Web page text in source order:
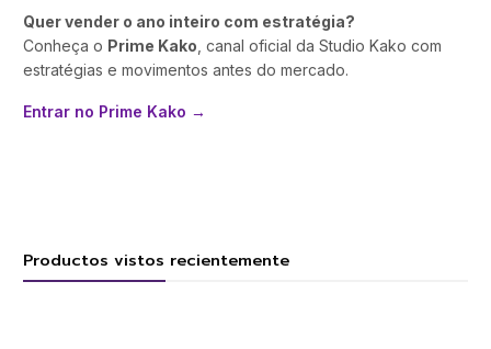
Quer vender o ano inteiro com estratégia?
Conheça o Prime Kako , canal oficial da Studio Kako com
estratégias e movimentos antes do mercado.
Entrar no Prime Kako →
Productos vistos recientemente